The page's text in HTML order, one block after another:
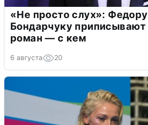
«Не просто слух»: Федору
Бондарчуку
роман — с кем
6 августа 20